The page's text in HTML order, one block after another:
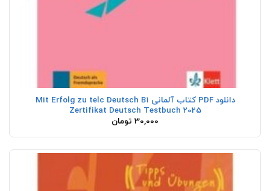
دانلود PDF کتاب آلمانی Mit Erfolg zu telc Deutsch B1
Zertifikat Deutsch Testbuch 2025
30,000 تومان